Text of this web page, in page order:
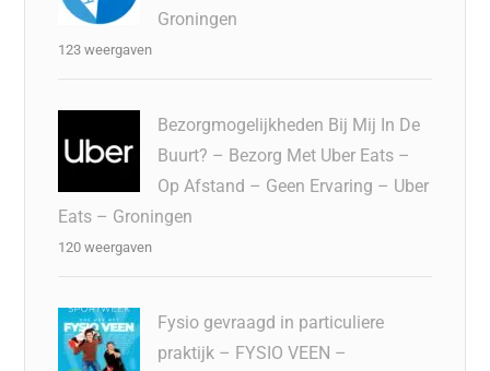
Groningen
123 weergaven
Bezorgmogelijkheden Bij Mij In De
Buurt? – Bezorg Met Uber Eats –
Op Afstand – Geen Ervaring – Uber
Eats – Groningen
120 weergaven
Fysio gevraagd in particuliere
praktijk – FYSIO VEEN –